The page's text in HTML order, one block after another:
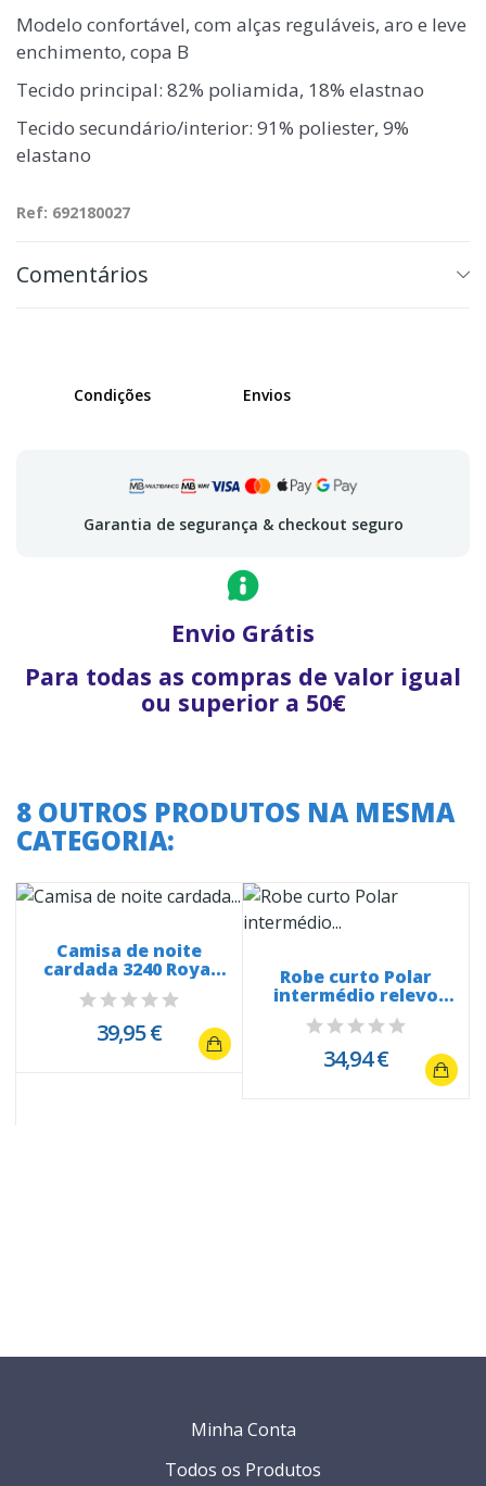
Modelo confortável, com alças reguláveis, aro e leve
enchimento, copa B
Tecido principal: 82% poliamida, 18% elastnao
Tecido secundário/interior: 91% poliester, 9%
elastano
Ref: 692180027
Comentários
Condições Envios
Garantia de segurança & checkout seguro
Envio Grátis
Para todas as compras de valor igual
ou superior a 50€
8 OUTROS PRODUTOS NA MESMA
CATEGORIA:
Camisa de noite
cardada 3240 Royal
relevo
39,95 €
Robe curto Polar
intermédio relevo
Tigrado 20214
34,94 €
Minha Conta
Todos os Produtos